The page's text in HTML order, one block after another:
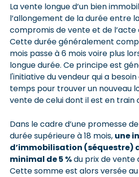
La vente longue d’un bien
l’allongement de la durée entre
compromis de vente et de l’acte
Cette durée généralement
mois passe à 6 mois voire plus
longue durée. Ce principe est
l'initiative du vendeur qui a besoin
temps pour trouver un nouveau
vente de celui dont il est en train
Dans le cadre d’une promesse
durée supérieure à 18 mois, une
d’immobilisation (séquestre)
minimal de 5 %du prix de vente
Cette somme est alors versée